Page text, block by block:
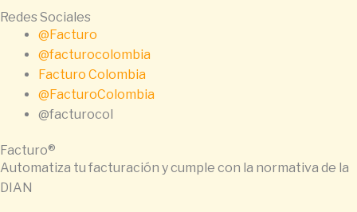
Redes Sociales
@Facturo
@facturocolombia
Facturo Colombia
@FacturoColombia
@facturocol
Facturo®
Automatiza tu facturación y cumple con la normativa de la
DIAN